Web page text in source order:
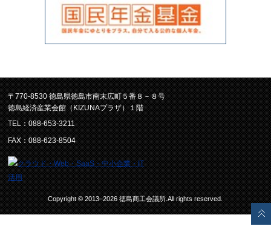
〒770-8530 徳島県徳島市南末広町５番８－８号
徳島経済産業会館（KIZUNAプラザ）１階
TEL：088-653-3211
FAX：088-623-8504
Copyright © 2013–2026 徳島商工会議所.All rights reserved.